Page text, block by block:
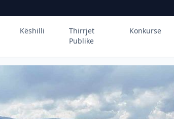
Këshilli
Thirrjet
Publike
Konkurse